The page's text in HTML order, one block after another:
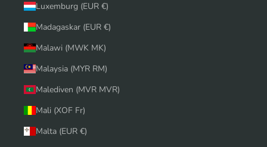
Luxemburg (EUR €)
Madagaskar (EUR €)
Malawi (MWK MK)
Malaysia (MYR RM)
Malediven (MVR MVR)
Mali (XOF Fr)
Malta (EUR €)